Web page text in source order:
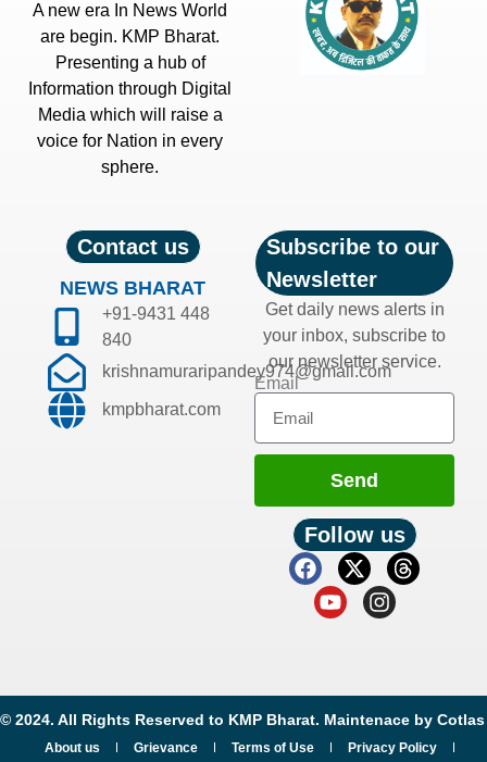
A new era In News World
are begin. KMP Bharat.
Presenting a hub of
Information through Digital
Media which will raise a
voice for Nation in every
sphere.
Contact us
NEWS BHARAT
+91-9431 448
840
krishnamuraripandey974@gmail.com
kmpbharat.com
Subscribe to our
Newsletter
Get daily news alerts in
your inbox, subscribe to
our newsletter service.
Email
Send
Follow us
© 2024. All Rights Reserved to KMP Bharat. Maintenace by Cotlas
About us Grievance Terms of Use Privacy Policy